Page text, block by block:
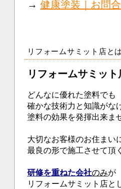
→ 健康塗装｜お問
リフォームサミット店と
リフォームサミッ
どんなに優れた塗料でも
確かな技術力と知識がな
塗料の効果を発揮出来ま
大切なお客様のお住まい
最良の形で施工させて頂
研修を重ねた会社のみが
リフォームサミット店と